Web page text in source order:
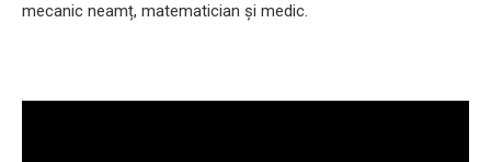
mecanic neamț, matematician și medic.